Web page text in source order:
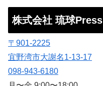
株式会社 琉球Press
〒901-2225
宜野湾市大謝名1-13-17
098-943-6180